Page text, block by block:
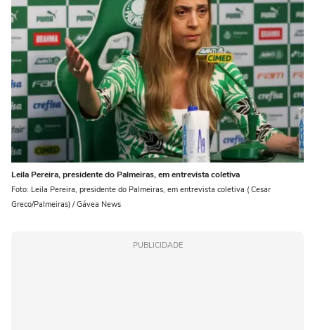
Leila Pereira, presidente do Palmeiras, em entrevista coletiva
Foto: Leila Pereira, presidente do Palmeiras, em entrevista coletiva ( Cesar
Greco/Palmeiras) / Gávea News
PUBLICIDADE